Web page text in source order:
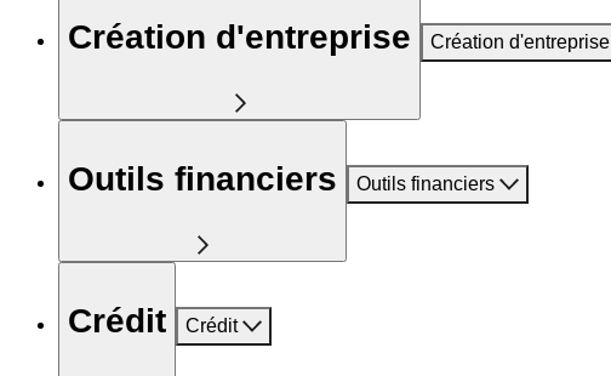
Création d'entreprise Création d'entreprise
Outils financiers Outils financiers
Crédit Crédit